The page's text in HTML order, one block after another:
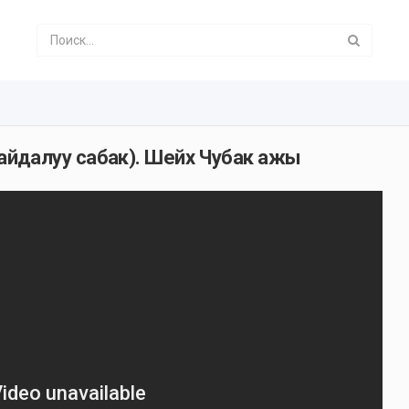
сабак). Шейх Чубак ажы